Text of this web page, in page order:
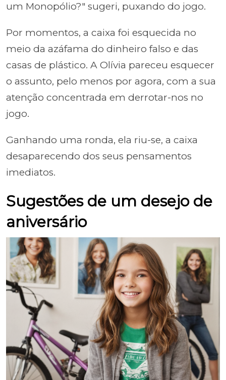
um Monopólio?" sugeri, puxando do jogo.
Por momentos, a caixa foi esquecida no
meio da azáfama do dinheiro falso e das
casas de plástico. A Olívia pareceu esquecer
o assunto, pelo menos por agora, com a sua
atenção concentrada em derrotar-nos no
jogo.
Ganhando uma ronda, ela riu-se, a caixa
desaparecendo dos seus pensamentos
imediatos.
Sugestões de um desejo de
aniversário